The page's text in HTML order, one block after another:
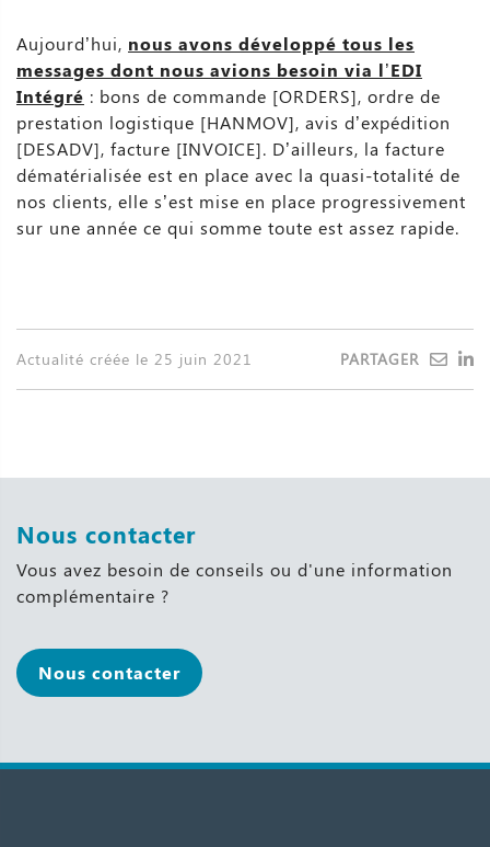
Aujourd’hui, nous avons développé tous les
messages dont nous avions besoin via l’EDI
Intégré : bons de commande [ORDERS], ordre de
prestation logistique [HANMOV], avis d’expédition
[DESADV], facture [INVOICE]. D’ailleurs, la facture
dématérialisée est en place avec la quasi-totalité de
nos clients, elle s’est mise en place progressivement
sur une année ce qui somme toute est assez rapide.
Actualité créée le 25 juin 2021 PARTAGER
Nous contacter
Vous avez besoin de conseils ou d'une information
complémentaire ?
Nous contacter